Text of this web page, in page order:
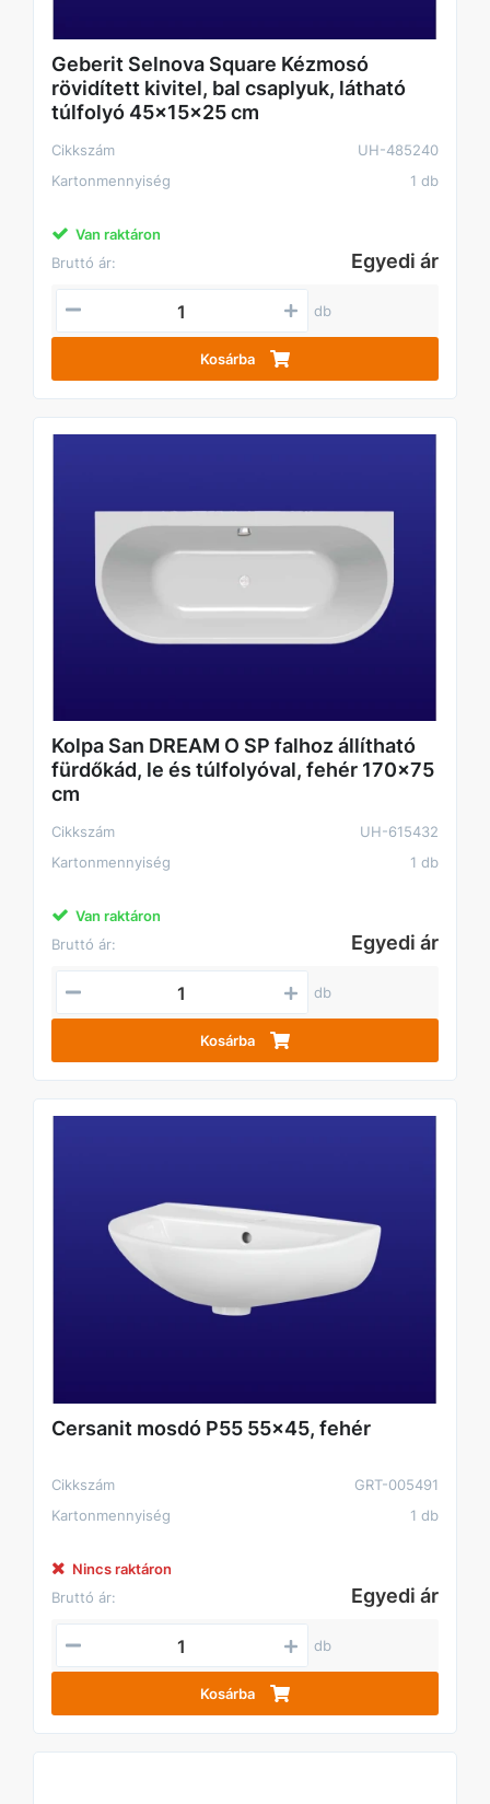
Geberit Selnova Square Kézmosó
rövidített kivitel, bal csaplyuk, látható
túlfolyó 45x15x25 cm
Cikkszám
UH-485240
Kartonmennyiség
1 db
Van raktáron
Bruttó ár:
Egyedi ár
db
Kosárba
Kolpa San DREAM O SP falhoz állítható
fürdőkád, le és túlfolyóval, fehér 170x75
cm
Cikkszám
UH-615432
Kartonmennyiség
1 db
Van raktáron
Bruttó ár:
Egyedi ár
db
Kosárba
Cersanit mosdó P55 55x45, fehér
Cikkszám
GRT-005491
Kartonmennyiség
1 db
Nincs raktáron
Bruttó ár:
Egyedi ár
db
Kosárba